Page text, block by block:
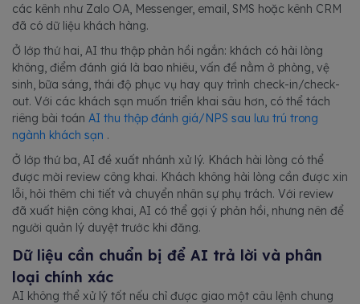
các kênh như Zalo OA, Messenger, email, SMS hoặc kênh CRM
đã có dữ liệu khách hàng.
Ở lớp thứ hai, AI thu thập phản hồi ngắn: khách có hài lòng
không, điểm đánh giá là bao nhiêu, vấn đề nằm ở phòng, vệ
sinh, bữa sáng, thái độ phục vụ hay quy trình check-in/check-
out. Với các khách sạn muốn triển khai sâu hơn, có thể tách
riêng bài toán AI thu thập đánh giá/NPS sau lưu trú trong
ngành khách sạn .
Ở lớp thứ ba, AI đề xuất nhánh xử lý. Khách hài lòng có thể
được mời review công khai. Khách không hài lòng cần được xin
lỗi, hỏi thêm chi tiết và chuyển nhân sự phụ trách. Với review
đã xuất hiện công khai, AI có thể gợi ý phản hồi, nhưng nên để
người quản lý duyệt trước khi đăng.
Dữ liệu cần chuẩn bị để AI trả lời và phân
loại chính xác
AI không thể xử lý tốt nếu chỉ được giao một câu lệnh chung